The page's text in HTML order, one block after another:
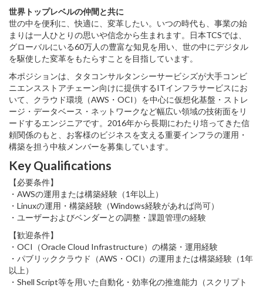
世界トップレベルの仲間と共に
世の中を便利に、快適に、変革したい。いつの時代も、事業の始
まりは一人ひとりの思いや信念から生まれます。日本TCSでは、
グローバルにいる60万人の豊富な知見を用い、世の中にデジタル
を駆使した変革をもたらすことを目指しています。
本ポジションは、タタコンサルタンシーサービシズが大手コンビ
ニエンスストアチェーン向けに提供するITインフラサービスにお
いて、クラウド環境（AWS・OCI）を中心に仮想化基盤・ストレ
ージ・データベース・ネットワークなど幅広い領域の技術面をリ
ードするエンジニアです。2016年から長期にわたり培ってきた信
頼関係のもと、お客様のビジネスを支える重要インフラの運用・
構築を担う中核メンバーを募集しています。
Key Qualifications
【必要条件】
・AWSの運用または構築経験（1年以上）
・Linuxの運用・構築経験（Windows経験があれば尚可）
・ユーザーおよびベンダーとの調整・課題管理の経験
【歓迎条件】
・OCI（Oracle Cloud Infrastructure）の構築・運用経験
・パブリッククラウド（AWS・OCI）の運用または構築経験（1年
以上）
・Shell Script等を用いた自動化・効率化の推進能力（スクリプト